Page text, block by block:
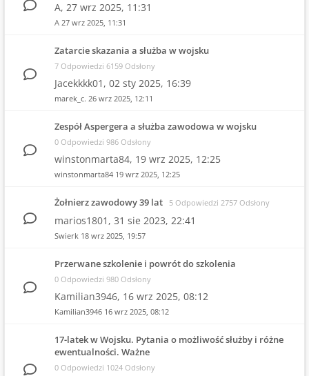
A, 27 wrz 2025, 11:31
A 27 wrz 2025, 11:31
Zatarcie skazania a służba w wojsku
7 Odpowiedzi 6159 Odsłony
Jacekkkk01, 02 sty 2025, 16:39
marek_c. 26 wrz 2025, 12:11
Zespół Aspergera a służba zawodowa w wojsku
0 Odpowiedzi 986 Odsłony
winstonmarta84, 19 wrz 2025, 12:25
winstonmarta84 19 wrz 2025, 12:25
Żołnierz zawodowy 39 lat 5 Odpowiedzi 2757 Odsłony
marios1801, 31 sie 2023, 22:41
Swierk 18 wrz 2025, 19:57
Przerwane szkolenie i powrót do szkolenia
0 Odpowiedzi 980 Odsłony
Kamilian3946, 16 wrz 2025, 08:12
Kamilian3946 16 wrz 2025, 08:12
17-latek w Wojsku. Pytania o możliwość służby i różne
ewentualności. Ważne
0 Odpowiedzi 1024 Odsłony